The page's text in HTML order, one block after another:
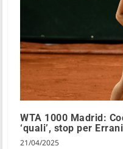
WTA 1000 Madrid:
‘quali’, stop per Errani
21/04/2025